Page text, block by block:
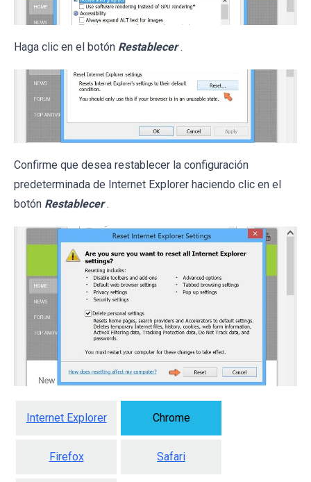
Haga clic en el botón Restablecer .
Confirme que desea restablecer la configuración
predeterminada de Internet Explorer haciendo clic en el
botón Restablecer .
Internet Explorer Chrome
Firefox Safari